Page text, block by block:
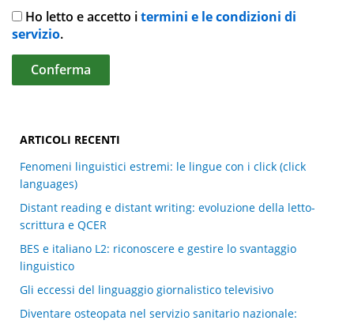
Ho letto e accetto itermini e le condizioni di
servizio.
ARTICOLI RECENTI
Fenomeni linguistici estremi: le lingue con i click (click
languages)
Distant reading e distant writing: evoluzione della letto-
scrittura e QCER
BES e italiano L2: riconoscere e gestire lo svantaggio
linguistico
Gli eccessi del linguaggio giornalistico televisivo
Diventare osteopata nel servizio sanitario nazionale: